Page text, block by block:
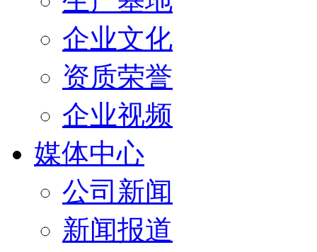
企业文化
资质荣誉
企业视频
媒体中心
公司新闻
新闻报道